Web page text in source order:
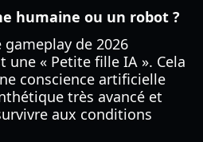
humaine ou un robot ?
gameplay de 2026
« Petite fille IA ». Cela
conscience artificielle
très avancé et
aux conditions